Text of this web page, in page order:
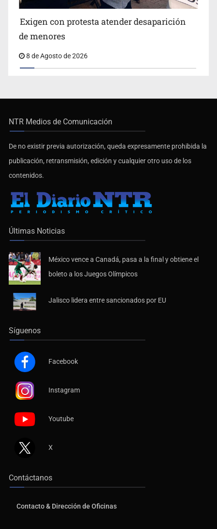
Exigen con protesta atender desaparición
de menores
8 de Agosto de 2026
NTR Medios de Comunicación
De no existir previa autorización, queda expresamente prohibida la
publicación, retransmisión, edición y cualquier otro uso de los
contenidos.
Últimas Noticias
México vence a Canadá, pasa a la final y obtiene el
boleto a los Juegos Olímpicos
Jalisco lidera entre sancionados por EU
Síguenos
Facebook
Instagram
Youtube
X
Contáctanos
Contacto & Dirección de Oficinas